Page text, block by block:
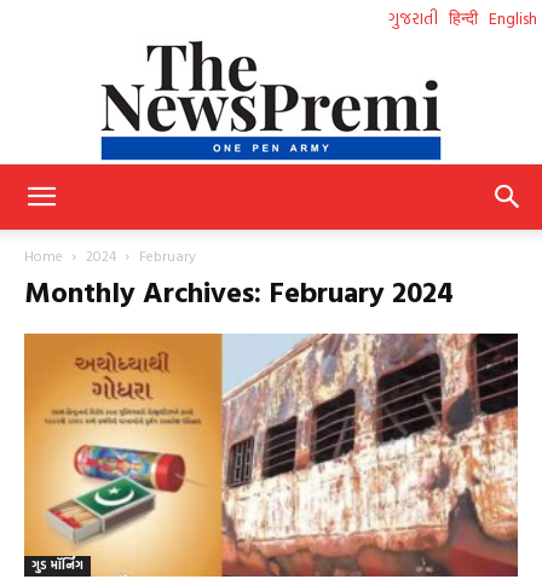
ગુજરાતી हिन्दी English
Home 2024 February
Monthly Archives: February 2024
ગુડ મૉર્નિંગ